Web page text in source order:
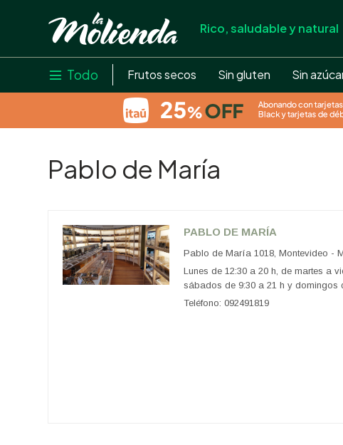
Rico, saludable y natural
 Todo Frutos secos Sin gluten Sin
Pablo de María
PABLO DE MARÍA
Pablo de María 1018, Montevideo -
Lunes de 12:30 a 20 h, de martes a
sábados de 9:30 a 21 h y domingos
Teléfono: 092491819
close
store
local_shipping
credit_card
help